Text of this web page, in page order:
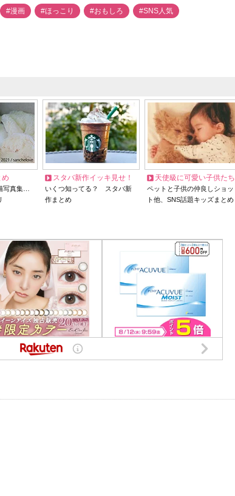
#漫画 #ほっこり #おもしろ #SNS人気
め
写真集…
スタバ新作イッキ見せ！
いくつ知ってる？ スタバ新
作まとめ
天使級に可愛い子供たち
ペットと子供の仲良しショッ
ト他、SNS話題キッズまとめ